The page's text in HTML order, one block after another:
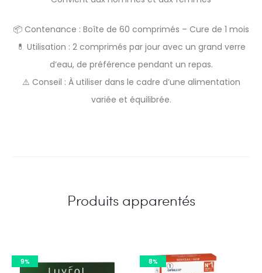
📦 Contenance : Boîte de 60 comprimés – Cure de 1 mois
💊 Utilisation : 2 comprimés par jour avec un grand verre
d’eau, de préférence pendant un repas.
⚠️ Conseil : À utiliser dans le cadre d’une alimentation
variée et équilibrée.
Produits apparentés
9% 8%